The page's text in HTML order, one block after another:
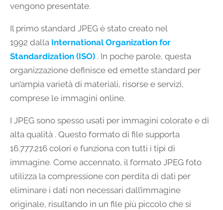
vengono presentate.
Il primo standard JPEG è stato creato nel
1992 dalla International Organization for
Standardization (ISO) . In poche parole, questa
organizzazione definisce ed emette standard per
un’ampia varietà di materiali, risorse e servizi,
comprese le immagini online.
I JPEG sono spesso usati per immagini colorate e di
alta qualità . Questo formato di file supporta
16.777.216 colori e funziona con tutti i tipi di
immagine. Come accennato, il formato JPEG foto
utilizza la compressione con perdita di dati per
eliminare i dati non necessari dall’immagine
originale, risultando in un file più piccolo che si